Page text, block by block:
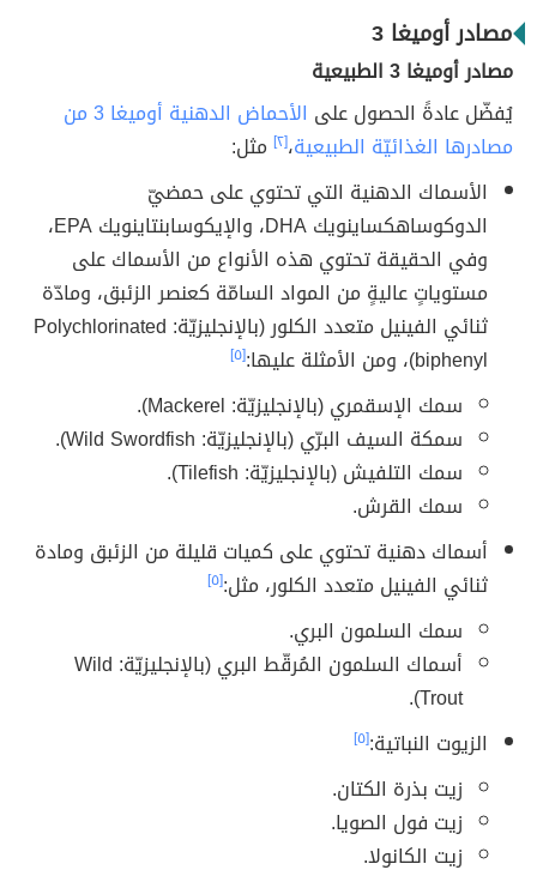
مصادر أوميغا 3
مصادر أوميغا 3 الطبيعية
يُفضّل عادةً الحصول على
الأحماض الدهنية أوميغا 3 من
مصادرها الغذائيّة الطبيعية،[٢]
مثل:
الأسماك الدهنية التي تحتوي على حمضيّ
الدوكوساهكساينويك DHA، والإيكوسابنتاينويك EPA،
وفي الحقيقة تحتوي هذه الأنواع من الأسماك على
مستوياتٍ عاليةٍ من المواد السامّة كعنصر الزئبق، ومادّة
ثنائي الفينيل متعدد الكلور (بالإنجليزيّة: Polychlorinated
biphenyl)، ومن الأمثلة عليها:
[٥]
سمك الإسقمري (بالإنجليزيّة: Mackerel).
سمكة السيف البرّي (بالإنجليزيّة: Wild Swordfish).
سمك التلفيش (بالإنجليزيّة: Tilefish).
سمك القرش.
أسماك دهنية تحتوي على كميات قليلة من الزئبق ومادة
ثنائي الفينيل متعدد الكلور، مثل:[٥]
سمك السلمون البري.
أسماك السلمون المُرقّط البري (بالإنجليزيّة: Wild
Trout).
الزيوت النباتية:[٥]
زيت بذرة الكتان.
زيت فول الصويا.
زيت الكانولا.